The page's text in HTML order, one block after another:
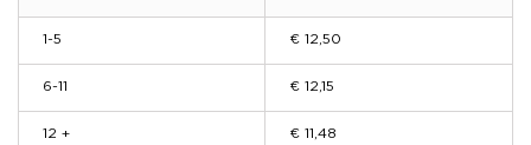
1-5 € 12,50
6-11 € 12,15
12 + € 11,48